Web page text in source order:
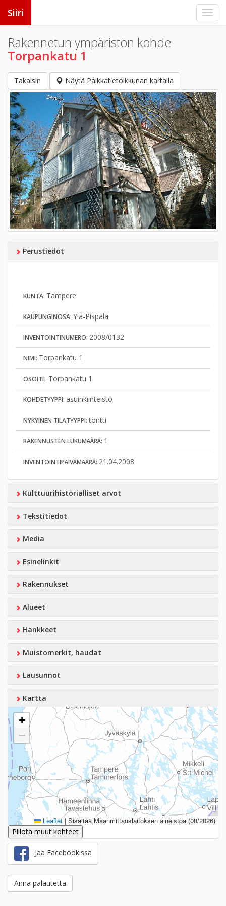
Siiri
Rakennetun ympäristön kohde
Torpankatu 1
Takaisin Näytä Paikkatietoikkunan kartalla
Perustiedot
KUNTA: Tampere
KAUPUNGINOSA: Ylä-Pispala
INVENTOINTINUMERO: 2008/0132
NIMI: Torpankatu 1
OSOITE: Torpankatu 1
KOHDETYYPPI: asuinkiinteistö
NYKYINEN TILATYYPPI:tontti
RAKENNUSTEN LUKUMÄÄRÄ: 1
INVENTOINTIPÄIVÄMÄÄRÄ: 21.04.2008
Kulttuurihistorialliset arvot
Tekstitiedot
Media
Esinelinkit
Rakennukset
Alueet
Hankkeet
Muistomerkit, haudat
Lausunnot
Kartta
+
−
Leaflet | Sisältää Maanmittauslaitoksen aineistoa (08/2026)
Piilota muut kohteet
Jaa Facebookissa
Anna palautetta